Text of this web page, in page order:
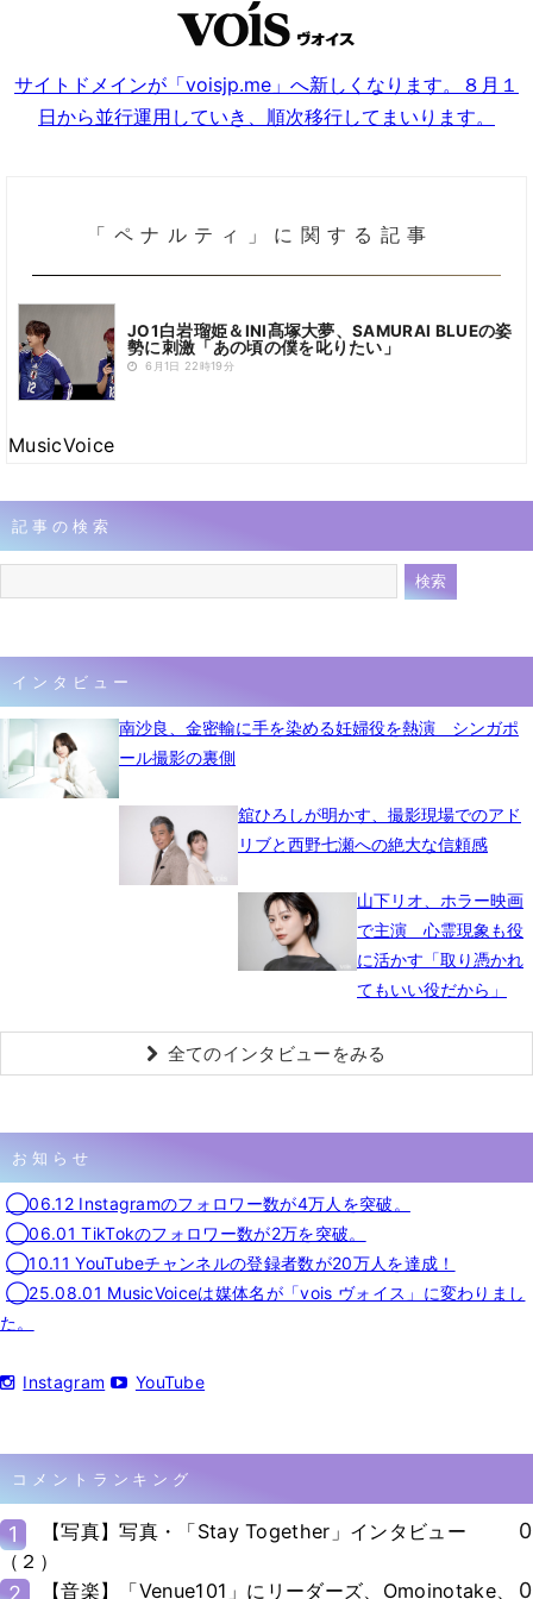
サイトドメインが「voisjp.me」へ新しくなります。８月１
日から並行運用していき、順次移行してまいります。
「ペナルティ」に関する記事
JO1白岩瑠姫＆INI髙塚大夢、SAMURAI BLUEの姿
勢に刺激「あの頃の僕を叱りたい」
6月1日 22時19分
MusicVoice
記事の検索
インタビュー
南沙良、金密輸に手を染める妊婦役を熱演 シンガポ
ール撮影の裏側
舘ひろしが明かす、撮影現場でのアド
リブと西野七瀬への絶大な信頼感
山下リオ、ホラー映画
で主演 心霊現象も役
に活かす「取り憑かれ
てもいい役だから」
全てのインタビューをみる
お知らせ
◯06.12 Instagramのフォロワー数が4万人を突破。
◯06.01 TikTokのフォロワー数が2万を突破。
◯10.11 YouTubeチャンネルの登録者数が20万人を達成！
◯25.08.01 MusicVoiceは媒体名が「vois ヴォイス」に変わりまし
た。
Instagram YouTube
コメントランキング
1
【写真】写真・「Stay Together」インタビュー
（２）
0
2 【音楽】「Venue101」にリーダーズ、Omoinotake、 0